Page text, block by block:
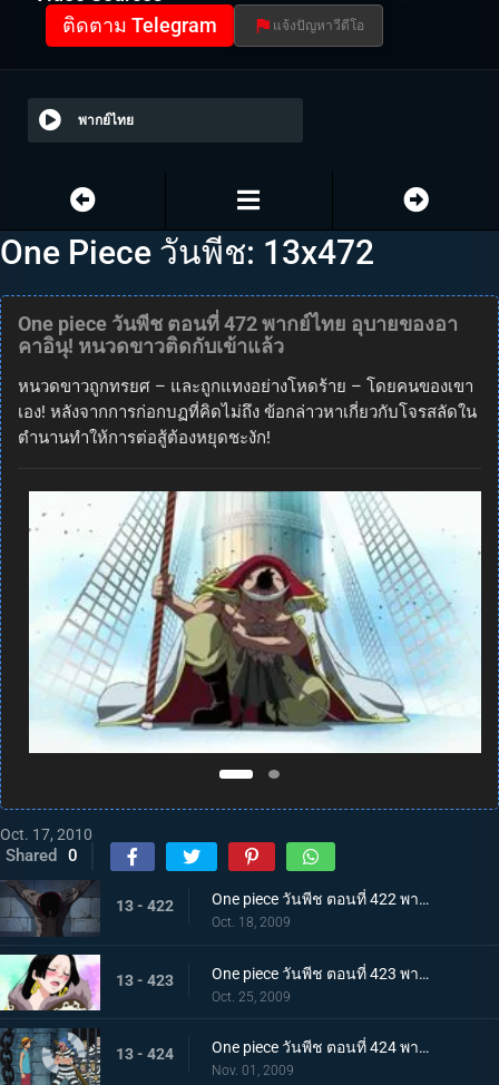
ติดตาม Telegram แจ้งปัญหาวีดีโอ
พากย์ไทย
One Piece วันพีช: 13x472
One piece วันพีช ตอนที่ 472 พากย์ไทย อุบายของอา
คาอินุ! หนวดขาวติดกับเข้าแล้ว
หนวดขาวถูกทรยศ – และถูกแทงอย่างโหดร้าย – โดยคนของเขา
เอง! หลังจากการก่อกบฏที่คิดไม่ถึง ข้อกล่าวหาเกี่ยวกับโจรสลัดใน
ตำนานทำให้การต่อสู้ต้องหยุดชะงัก!
Oct. 17, 2010
Shared 0
13 - 422 One piece วันพีช ตอนที่ 422 พากย์ไทย การบุกที่เสี่ยงด้วยชีวิต! คุกนรกใต้สมุทรอิมเพลดาวน์
Oct. 18, 2009
13 - 423 One piece วันพีช ตอนที่ 423 พากย์ไทย พบกันอีกครั้งในนรก!? ผู้มีพลังผลบาระบาระ!
Oct. 25, 2009
13 - 424 One piece วันพีช ตอนที่ 424 พากย์ไทย ถล่มนรกดอกบัวแดง! กับแผนการสุดอลังการของบากี้
Nov. 01, 2009